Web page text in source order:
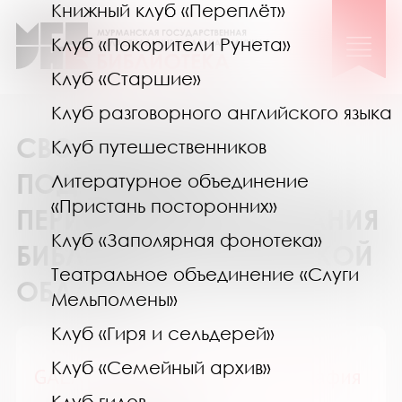
Книжный клуб «Переплёт»
Клуб «Покорители Рунета»
Клуб «Старшие»
Клуб разговорного английского языка
Клуб путешественников
Литературное объединение
«Пристань посторонних»
Клуб «Заполярная фонотека»
Театральное объединение «Слуги
Мельпомены»
Клуб «Гиря и сельдерей»
Клуб «Семейный архив»
СВОДНЫЙ КАТАЛОГ
ПОДПИСКИ НА
ПЕРИОДИЧЕСКИЕ ИЗДАНИЯ
БИБЛИОТЕК МУРМАНСКОЙ
ОБЛАСТИ
GALA Биография / ГАЛА Биография